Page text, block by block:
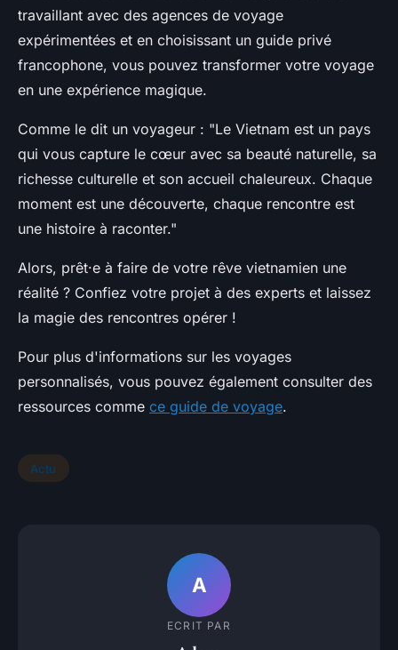
travaillant avec des agences de voyage
expérimentées et en choisissant un guide privé
francophone, vous pouvez transformer votre voyage
en une expérience magique.
Comme le dit un voyageur : "Le Vietnam est un pays
qui vous capture le cœur avec sa beauté naturelle, sa
richesse culturelle et son accueil chaleureux. Chaque
moment est une découverte, chaque rencontre est
une histoire à raconter."
Alors, prêt·e à faire de votre rêve vietnamien une
réalité ? Confiez votre projet à des experts et laissez
la magie des rencontres opérer !
Pour plus d'informations sur les voyages
personnalisés, vous pouvez également consulter des
ressources comme ce guide de voyage.
Actu
A
ECRIT PAR